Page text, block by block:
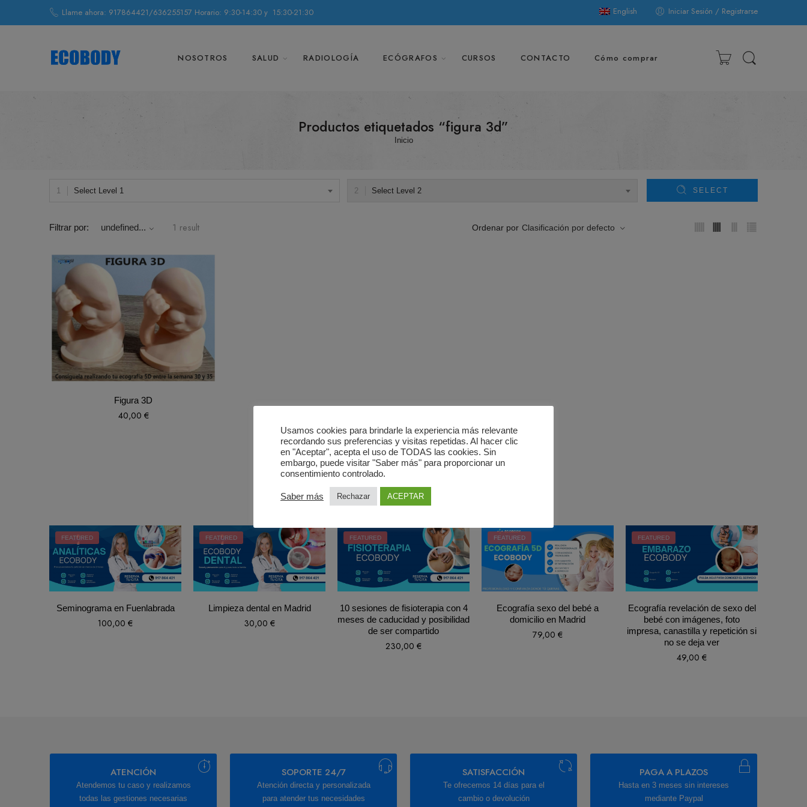
Llame ahora: 917864421/636255157 Horario: 9:30-14:30 y 15:30-21:30 English Iniciar Sesión / Registrarse
NOSOTROS SALUD RADIOLOGÍA ECÓGRAFOS CURSOS CONTACTO Cómo comprar
Productos etiquetados “figura 3d”
Inicio
Select Level 1 Select Level 2 SELECT
Filtrar por: undefined... 1 result Ordenar por Clasificación por defecto
Figura 3D
40,00 €
Recommend Products
FEATURED
Seminograma en Fuenlabrada
100,00 €
FEATURED
Limpieza dental en Madrid
30,00 €
FEATURED
10 sesiones de fisioterapia con 4
meses de caducidad y posibilidad
de ser compartido
230,00 €
FEATURED
Ecografía sexo del bebé a
domicilio en Madrid
79,00 €
FEATURED
Ecografía revelación de sexo del
bebé con imágenes, foto
impresa, canastilla y repetición si
no se deja ver
49,00 €
ATENCIÓN
Atendemos tu caso y realizamos
todas las gestiones necesarias
SOPORTE 24/7
Atención directa y personalizada
para atender tus necesidades
SATISFACCIÓN
Te ofrecemos 14 días para el
cambio o devolución
PAGA A PLAZOS
Hasta en 3 meses sin intereses
mediante Paypal
Usamos cookies para brindarle la experiencia más relevante
recordando sus preferencias y visitas repetidas. Al hacer clic
en "Aceptar", acepta el uso de TODAS las cookies. Sin
embargo, puede visitar "Saber más" para proporcionar un
consentimiento controlado.
Saber más Rechazar ACEPTAR